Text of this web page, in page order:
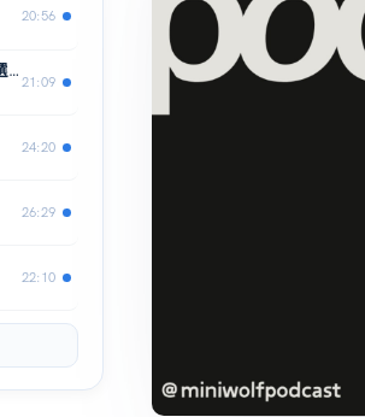
20:56
迷你人生S5 EP6. (暴雷)從”雙囍”看人生，那些身不由己的選擇。
21:09
24:20
26:29
22:10